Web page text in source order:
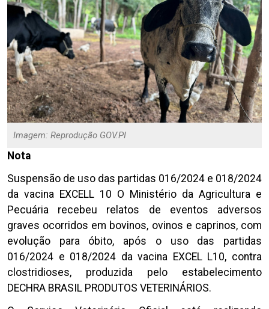
Imagem: Reprodução GOV.PI
Nota
Suspensão de uso das partidas 016/2024 e 018/2024
da vacina EXCELL 10 O Ministério da Agricultura e
Pecuária recebeu relatos de eventos adversos
graves ocorridos em bovinos, ovinos e caprinos, com
evolução para óbito, após o uso das partidas
016/2024 e 018/2024 da vacina EXCEL L10, contra
clostridioses, produzida pelo estabelecimento
DECHRA BRASIL PRODUTOS VETERINÁRIOS.